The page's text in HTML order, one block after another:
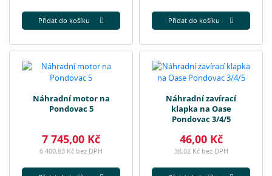
Přidat do košíku Přidat do košíku
Náhradní motor na
Pondovac 5
7 745,00 Kč
6 400,83 Kč bez DPH
Náhradní zavírací
klapka na Oase
Pondovac 3/4/5
46,00 Kč
38,02 Kč bez DPH